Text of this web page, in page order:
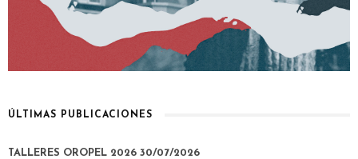
ÚLTIMAS PUBLICACIONES
TALLERES OROPEL 2026 30/07/2026